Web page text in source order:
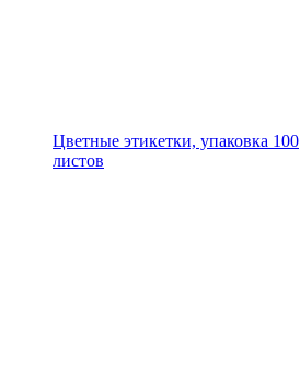
Цветные этикетки, упаковка 100
листов